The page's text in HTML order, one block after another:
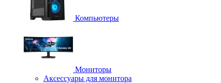
Компьютеры
Мониторы
Аксессуары для монитора